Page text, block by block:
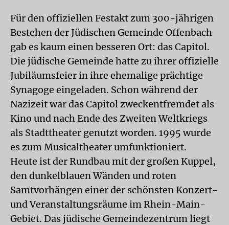
Für den offiziellen Festakt zum 300-jährigen
Bestehen der Jüdischen Gemeinde Offenbach
gab es kaum einen besseren Ort: das Capitol.
Die jüdische Gemeinde hatte zu ihrer offizielle
Jubiläumsfeier in ihre ehemalige prächtige
Synagoge eingeladen. Schon während der
Nazizeit war das Capitol zweckentfremdet als
Kino und nach Ende des Zweiten Weltkriegs
als Stadttheater genutzt worden. 1995 wurde
es zum Musicaltheater umfunktioniert.
Heute ist der Rundbau mit der großen Kuppel,
den dunkelblauen Wänden und roten
Samtvorhängen einer der schönsten Konzert-
und Veranstaltungsräume im Rhein-Main-
Gebiet. Das jüdische Gemeindezentrum liegt